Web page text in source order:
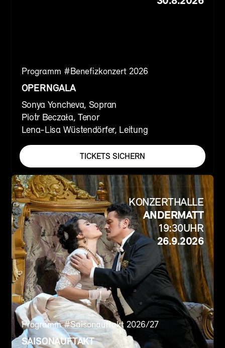
Programm #Benefizkonzert 2026
OPERNGALA
Sonya Yoncheva, Sopran
Piotr Beczała, Tenor
Lena-Lisa Wüstendörfer, Leitung
TICKETS SICHERN
KONZERTHALLE
ANDERMATT
19:30UHR
26.9.2026
Programm #Saisonauftakt 2026/27
SAISONAUFTAKT